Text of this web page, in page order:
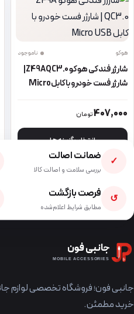
هوکو ناموجود
شارژر فندکی هوکو Z49A QC3.0 |
شارژر فست خودرو با کابل Micro
407,000تومان
انتخاب گزینه ها
این محصول دارای انواع مختلفی
✓ ضمانت اصالت
بررسی سلامت و اصالت کالا
↺ فرصت بازگشت
مطابق شرایط اعلام‌شده
جانبی فون
MOBILE ACCESSORIES
جانبی فون؛ فروشگاه تخصصی لوازم
خرید مطمئن.